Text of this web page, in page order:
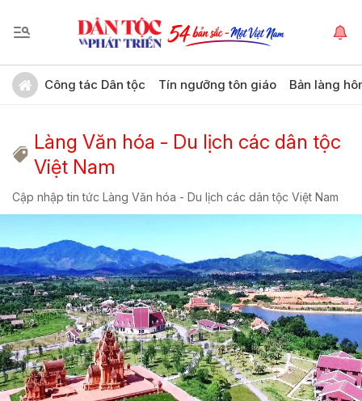
Công tác Dân tộc Tín ngưỡng tôn giáo Bản làng
Làng Văn hóa - Du lịch các dân tộc
Việt Nam
Cập nhập tin tức Làng Văn hóa - Du lịch các dân tộc Việt Nam